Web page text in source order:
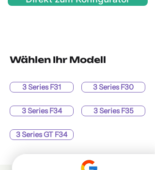
Wählen Ihr Modell
3 Series F31
3 Series F34
3 Series GT F34
3 Series F30
3 Series F35